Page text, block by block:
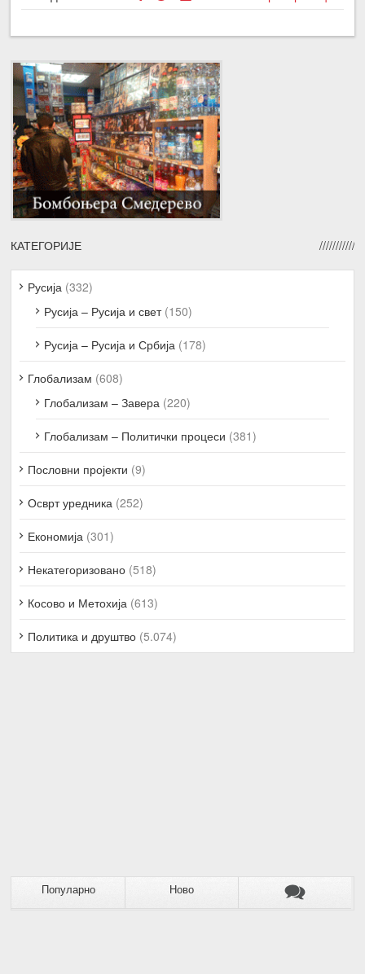
КАТЕГОРИЈЕ
Русија (332)
Русија – Русија и свет(150)
Русија – Русија и Србија (178)
Глобализам (608)
Глобализам – Завера (220)
Глобализам – Политички процеси (381)
Пословни пројекти (9)
Осврт уредника (252)
Економија (301)
Некатегоризовано (518)
Косово и Метохија (613)
Политика и друштво (5.074)
Популарно Ново